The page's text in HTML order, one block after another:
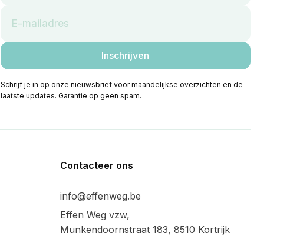
Schrijf je in op onze nieuwsbrief voor maandelijkse overzichten en de
laatste updates. Garantie op geen spam.
Contacteer ons
info@effenweg.be
Effen Weg vzw,
Munkendoornstraat 183, 8510 Kortrijk